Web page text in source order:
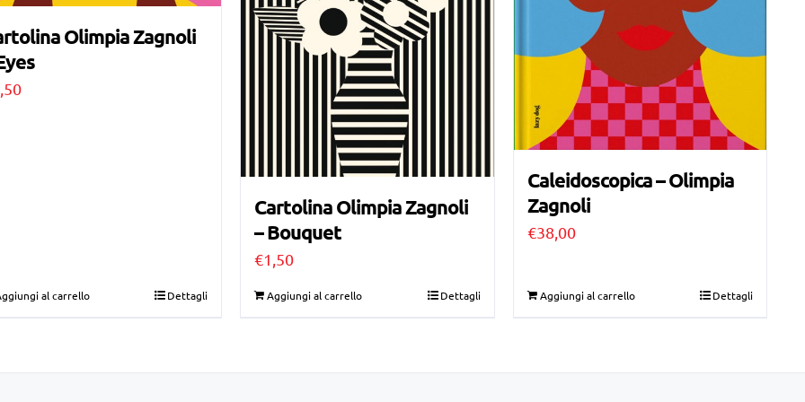
Olimpia Zagnoli
al carrello Dettagli
Cartolina Olimpia Zagnoli
– Bouquet
€1,50
Aggiungi al carrello Dettagli
Caleidoscopica – Olimpia
Zagnoli
€38,00
Aggiungi al carrello Dettagli